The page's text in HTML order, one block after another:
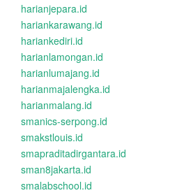
harianjepara.id
hariankarawang.id
hariankediri.id
harianlamongan.id
harianlumajang.id
harianmajalengka.id
harianmalang.id
smanics-serpong.id
smakstlouis.id
smapraditadirgantara.id
sman8jakarta.id
smalabschool.id